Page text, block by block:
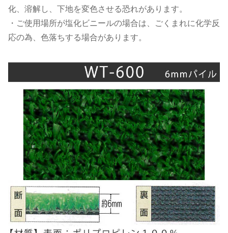
化、溶解し、下地を変色させる恐れがあります。
・ご使用場所が塩化ビニールの場合は、ごくまれに化学反
応の為、色落ちする場合があります。